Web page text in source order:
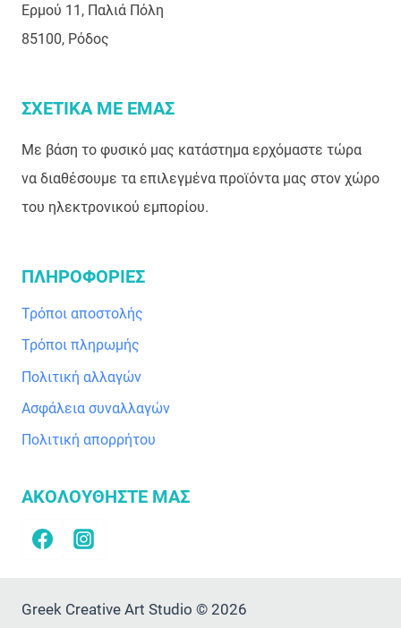
Ερμού 11, Παλιά Πόλη
85100, Ρόδος
ΣΧΕΤΙΚΑ ΜΕ ΕΜΑΣ
Με βάση το φυσικό μας κατάστημα ερχόμαστε τώρα
να διαθέσουμε τα επιλεγμένα προϊόντα μας στον χώρο
του ηλεκτρονικού εμπορίου.
ΠΛΗΡΟΦΟΡΙΕΣ
Τρόποι αποστολής
Τρόποι πληρωμής
Πολιτική αλλαγών
Ασφάλεια συναλλαγών
Πολιτική απορρήτου
ΑΚΟΛΟΥΘΗΣΤΕ ΜΑΣ
Greek Creative Art Studio © 2026